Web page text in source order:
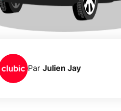
Par Julien Jay